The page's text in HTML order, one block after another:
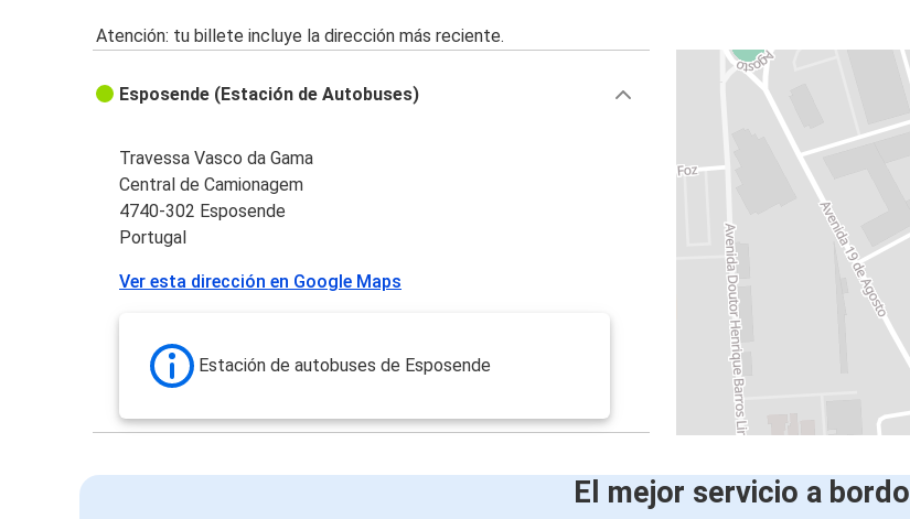
Atención: tu billete incluye la dirección más reciente.
Esposende (Estación de Autobuses)
Travessa Vasco da Gama
Central de Camionagem
4740-302 Esposende
Portugal
Ver esta dirección en Google Maps
Estación de autobuses de Esposende
El mejor servicio a bordo